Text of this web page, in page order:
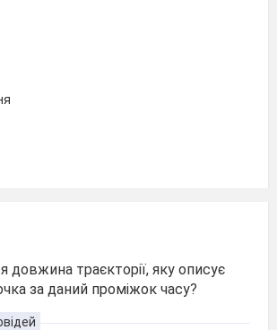
довжина траєкторії, яку описує
за даний проміжок часу?